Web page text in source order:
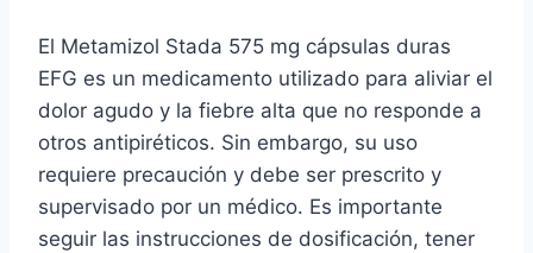
El Metamizol Stada 575 mg cápsulas duras
EFG es un medicamento utilizado para aliviar el
dolor agudo y la fiebre alta que no responde a
otros antipiréticos. Sin embargo, su uso
requiere precaución y debe ser prescrito y
supervisado por un médico. Es importante
seguir las instrucciones de dosificación, tener